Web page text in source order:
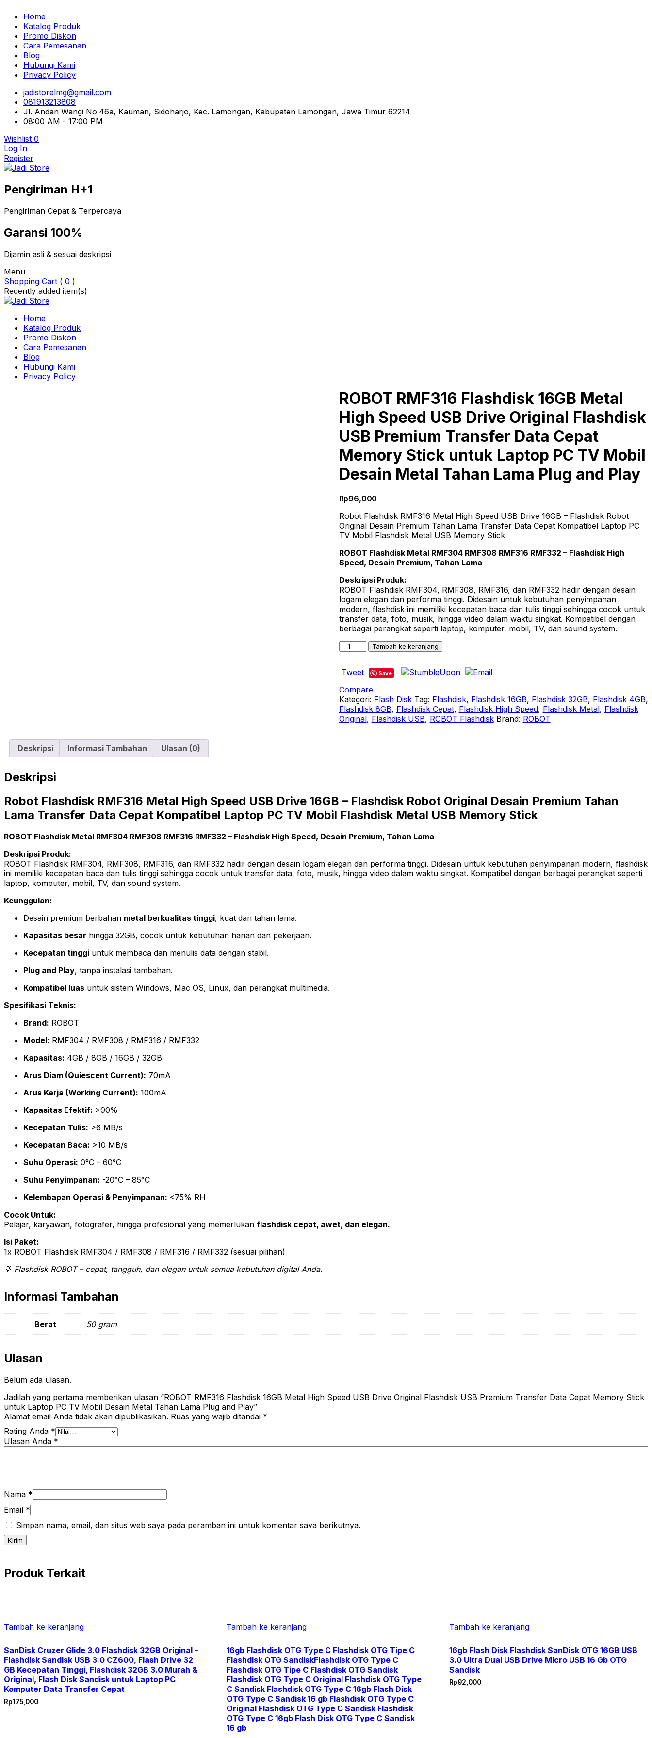
Home
Katalog Produk
Promo Diskon
Cara Pemesanan
Blog
Hubungi Kami
Privacy Policy
jadistorelmg@gmail.com
081913213808
Jl. Andan Wangi No.46a, Kauman, Sidoharjo, Kec. Lamongan, Kabupaten Lamongan, Jawa Timur 62214
08:00 AM - 17:00 PM
Wishlist 0
Log In
Register
Jadi Store
Pusat Aksesoris HP, Komputer & Produk Unik di Lamongan
Pengiriman H+1
Pengiriman Cepat & Terpercaya
Garansi 100%
Dijamin asli & sesuai deskripsi
Menu
Shopping Cart ( 0 )
Recently added item(s)
Home
Katalog Produk
Promo Diskon
Cara Pemesanan
Blog
Hubungi Kami
Privacy Policy
ROBOT RMF316 Flashdisk 16GB Metal
High Speed USB Drive Original Flashdisk
USB Premium Transfer Data Cepat
Memory Stick untuk Laptop PC TV Mobil
Desain Metal Tahan Lama Plug and Play
Rp96,000
Robot Flashdisk RMF316 Metal High Speed USB Drive 16GB – Flashdisk Robot
Original Desain Premium Tahan Lama Transfer Data Cepat Kompatibel Laptop PC
TV Mobil Flashdisk Metal USB Memory Stick
ROBOT Flashdisk Metal RMF304 RMF308 RMF316 RMF332 – Flashdisk High
Speed, Desain Premium, Tahan Lama
Deskripsi Produk:
ROBOT Flashdisk RMF304, RMF308, RMF316, dan RMF332 hadir dengan desain
logam elegan dan performa tinggi. Didesain untuk kebutuhan penyimpanan
modern, flashdisk ini memiliki kecepatan baca dan tulis tinggi sehingga cocok untuk
transfer data, foto, musik, hingga video dalam waktu singkat. Kompatibel dengan
berbagai perangkat seperti laptop, komputer, mobil, TV, dan sound system.
Kuantitas
Flashdisk
16GB
Metal
High
Speed
USB
Cepat
Memory
Stick
Laptop
Mobil
Desain
Tambah ke keranjang
Tweet Save
Compare
Kategori: Flash Disk Tag: Flashdisk, Flashdisk 16GB, Flashdisk 32GB, Flashdisk 4GB,
Flashdisk 8GB, Flashdisk Cepat, Flashdisk High Speed, Flashdisk Metal, Flashdisk
Original, Flashdisk USB, ROBOT Flashdisk Brand: ROBOT
Deskripsi Informasi Tambahan Ulasan (0)
Deskripsi
Robot Flashdisk RMF316 Metal High Speed USB Drive 16GB – Flashdisk Robot Original Desain Premium Tahan
Lama Transfer Data Cepat Kompatibel Laptop PC TV Mobil Flashdisk Metal USB Memory Stick
ROBOT Flashdisk Metal RMF304 RMF308 RMF316 RMF332 – Flashdisk High Speed, Desain Premium, Tahan Lama
Deskripsi Produk:
ROBOT Flashdisk RMF304, RMF308, RMF316, dan RMF332 hadir dengan desain logam elegan dan performa tinggi. Didesain untuk kebutuhan penyimpanan modern, flashdisk
ini memiliki kecepatan baca dan tulis tinggi sehingga cocok untuk transfer data, foto, musik, hingga video dalam waktu singkat. Kompatibel dengan berbagai perangkat seperti
laptop, komputer, mobil, TV, dan sound system.
Keunggulan:
Desain premium berbahan metal berkualitas tinggi, kuat dan tahan lama.
Kapasitas besar hingga 32GB, cocok untuk kebutuhan harian dan pekerjaan.
Kecepatan tinggi untuk membaca dan menulis data dengan stabil.
Plug and Play, tanpa instalasi tambahan.
Kompatibel luas untuk sistem Windows, Mac OS, Linux, dan perangkat multimedia.
Spesifikasi Teknis:
Brand: ROBOT
Model: RMF304 / RMF308 / RMF316 / RMF332
Kapasitas: 4GB / 8GB / 16GB / 32GB
Arus Diam (Quiescent Current): 70mA
Arus Kerja (Working Current): 100mA
Kapasitas Efektif: >90%
Kecepatan Tulis: >6 MB/s
Kecepatan Baca: >10 MB/s
Suhu Operasi: 0°C – 60°C
Suhu Penyimpanan: -20°C – 85°C
Kelembapan Operasi & Penyimpanan: <75% RH
Cocok Untuk:
Pelajar, karyawan, fotografer, hingga profesional yang memerlukan flashdisk cepat, awet, dan elegan.
Isi Paket:
1x ROBOT Flashdisk RMF304 / RMF308 / RMF316 / RMF332 (sesuai pilihan)
💡 Flashdisk ROBOT – cepat, tangguh, dan elegan untuk semua kebutuhan digital Anda.
Informasi Tambahan
Berat 50 gram
Ulasan
Belum ada ulasan.
Jadilah yang pertama memberikan ulasan “ROBOT RMF316 Flashdisk 16GB Metal High Speed USB Drive Original Flashdisk USB Premium Transfer Data Cepat Memory Stick
untuk Laptop PC TV Mobil Desain Metal Tahan Lama Plug and Play”
Alamat email Anda tidak akan dipublikasikan. Ruas yang wajib ditandai *
Rating Anda *
Ulasan Anda *
Nama *
Email *
Simpan nama, email, dan situs web saya pada peramban ini untuk komentar saya berikutnya.
Produk Terkait
Tambah ke keranjang
SanDisk Cruzer Glide 3.0 Flashdisk 32GB Original –
Flashdisk Sandisk USB 3.0 CZ600, Flash Drive 32
GB Kecepatan Tinggi, Flashdisk 32GB 3.0 Murah &
Original, Flash Disk Sandisk untuk Laptop PC
Komputer Data Transfer Cepat
Rp175,000
Tambah ke keranjang
16gb Flashdisk OTG Type C Flashdisk OTG Tipe C
Flashdisk OTG SandiskFlashdisk OTG Type C
Flashdisk OTG Tipe C Flashdisk OTG Sandisk
Flashdisk OTG Type C Original Flashdisk OTG Type
C Sandisk Flashdisk OTG Type C 16gb Flash Disk
OTG Type C Sandisk 16 gb Flashdisk OTG Type C
Original Flashdisk OTG Type C Sandisk Flashdisk
OTG Type C 16gb Flash Disk OTG Type C Sandisk
16 gb
Tambah ke keranjang
16gb Flash Disk Flashdisk SanDisk OTG 16GB USB
3.0 Ultra Dual USB Drive Micro USB 16 Gb OTG
Sandisk
Rp92,000